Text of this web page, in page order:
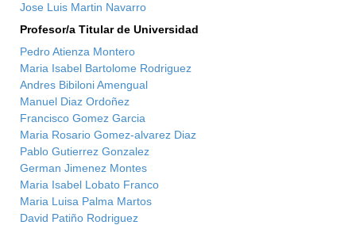
Jose Luis Martin Navarro
Profesor/a Titular de Universidad
Pedro Atienza Montero
Maria Isabel Bartolome Rodriguez
Andres Bibiloni Amengual
Manuel Diaz Ordoñez
Francisco Gomez Garcia
Maria Rosario Gomez-alvarez Diaz
Pablo Gutierrez Gonzalez
German Jimenez Montes
Maria Isabel Lobato Franco
Maria Luisa Palma Martos
David Patiño Rodriguez